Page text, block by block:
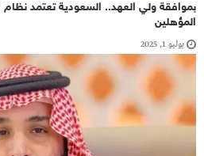
بموافقة ولي العهد.. السعودية تعتمد نظام
المؤهلين
يوليو 1, 2025